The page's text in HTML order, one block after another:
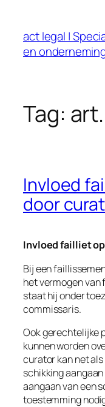
inhoud
act legal |
en
Tag:
Invloed
door
Invloed failliet
Bij een
het vermogen
staat hij onder
commissaris.
Ook gerechtelijke
kunnen worden
curator kan net
schikking
aangaan van een
toestemming